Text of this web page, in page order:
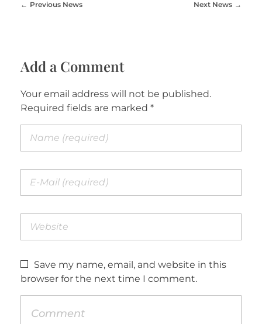
Previous News Next News
Add a Comment
Your email address will not be published.
Required fields are marked *
Save my name, email, and website in this
browser for the next time I comment.